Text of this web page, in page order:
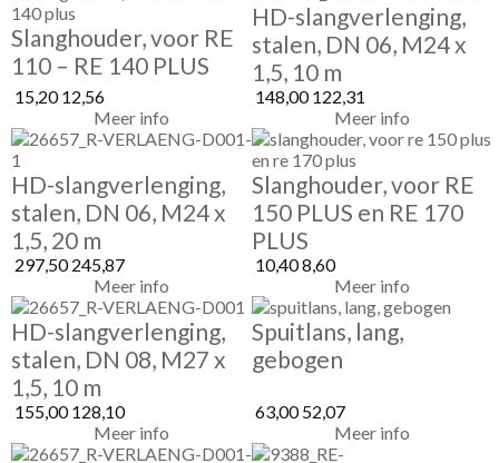
Slanghouder, voor RE
110 – RE 140 PLUS
15,2012,56
Meer info
HD-slangverlenging,
stalen, DN 06, M24 x
1,5, 10 m
148,00122,31
Meer info
HD-slangverlenging,
stalen, DN 06, M24 x
1,5, 20 m
297,50245,87
Meer info
Slanghouder, voor RE
150 PLUS en RE 170
PLUS
10,408,60
Meer info
HD-slangverlenging,
stalen, DN 08, M27 x
1,5, 10 m
155,00128,10
Meer info
Spuitlans, lang,
gebogen
63,0052,07
Meer info